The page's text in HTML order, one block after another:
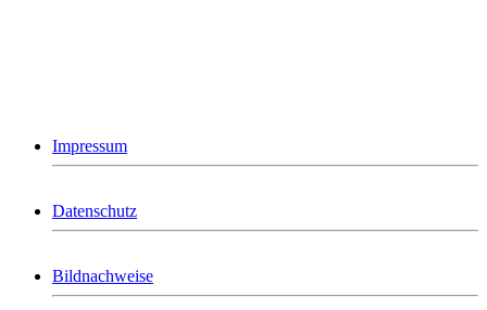
Impressum
Datenschutz
Bildnachweise